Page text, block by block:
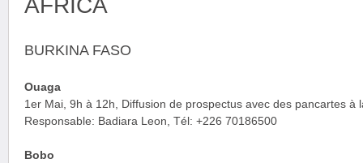
AFRICA
BURKINA FASO
Ouaga
1er Mai, 9h à 12h, Diffusion de prospectus avec des pancartes à
Responsable: Badiara Leon, Tél: +226 70186500
Bobo